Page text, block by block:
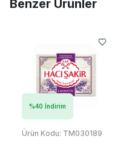
Benzer Ürünler
%40 İndirim
Ürün Kodu: TM030189